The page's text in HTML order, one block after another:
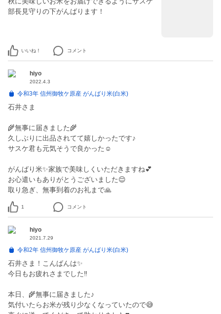
部長見守りの下がんばります！
いいね！ コメント
hiyo
2022.4.3
令和3年 信州御牧ケ原産 がんばり米(白米)
石井さま
🌾無事に届きました🌾
久しぶりに出品されてて嬉しかったです♪
サスケ君も元気そうで良かった☺️
がんばり米✨家族で美味しくいただきますね💕
お心遣いもありがとうございました😌
取り急ぎ、無事到着のお礼まで🙏
1 コメント
hiyo
2021.7.29
令和2年 信州御牧ケ原産 がんばり米(白米)
石井さま！こんばんは✨
今日もお疲れさまでした‼︎
本日、🌾無事に届きました♪
気付いたらお米が残り少なくなっていたので😅